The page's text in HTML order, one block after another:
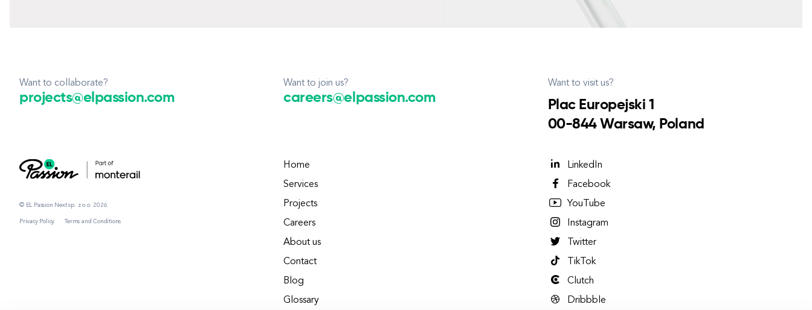
Want to collaborate?
projects@elpassion.com
Want to join us?
careers@elpassion.com
Want to visit us?
Plac Europejski 1
00-844 Warsaw, Poland
© EL Passion Next sp. z o.o. 2026
Privacy Policy Terms and Conditions
Home
Services
Projects
Careers
About us
Contact
Blog
Glossary
LinkedIn
Facebook
YouTube
Instagram
Twitter
TikTok
Clutch
Dribbble